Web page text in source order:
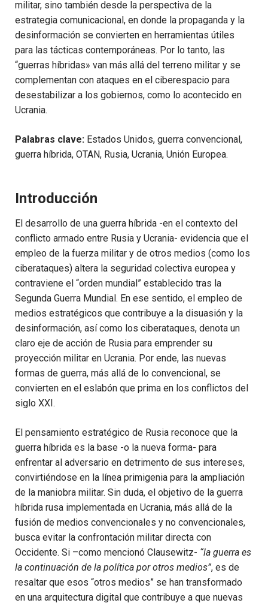
militar, sino también desde la perspectiva de la
estrategia comunicacional, en donde la propaganda y la
desinformación se convierten en herramientas útiles
para las tácticas contemporáneas. Por lo tanto, las
“guerras híbridas» van más allá del terreno militar y se
complementan con ataques en el ciberespacio para
desestabilizar a los gobiernos, como lo acontecido en
Ucrania.
Palabras clave: Estados Unidos, guerra convencional,
guerra híbrida, OTAN, Rusia, Ucrania, Unión Europea.
Introducción
El desarrollo de una guerra híbrida -en el contexto del
conflicto armado entre Rusia y Ucrania- evidencia que el
empleo de la fuerza militar y de otros medios (como los
ciberataques) altera la seguridad colectiva europea y
contraviene el “orden mundial” establecido tras la
Segunda Guerra Mundial. En ese sentido, el empleo de
medios estratégicos que contribuye a la disuasión y la
desinformación, así como los ciberataques, denota un
claro eje de acción de Rusia para emprender su
proyección militar en Ucrania. Por ende, las nuevas
formas de guerra, más allá de lo convencional, se
convierten en el eslabón que prima en los conflictos del
siglo XXI.
El pensamiento estratégico de Rusia reconoce que la
guerra híbrida es la base -o la nueva forma- para
enfrentar al adversario en detrimento de sus intereses,
convirtiéndose en la línea primigenia para la ampliación
de la maniobra militar. Sin duda, el objetivo de la guerra
híbrida rusa implementada en Ucrania, más allá de la
fusión de medios convencionales y no convencionales,
busca evitar la confrontación militar directa con
Occidente. Si –como mencionó Clausewitz- “la guerra es
la continuación de la política por otros medios”, es de
resaltar que esos “otros medios” se han transformado
en una arquitectura digital que contribuye a que nuevas